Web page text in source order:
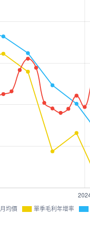
月均價 單季毛利年增率